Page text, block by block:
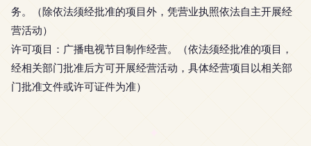
务。（除依法须经批准的项目外，凭营业执照依法自主开展经
营活动）
许可项目：广播电视节目制作经营。（依法须经批准的项目，
经相关部门批准后方可开展经营活动，具体经营项目以相关部
门批准文件或许可证件为准）